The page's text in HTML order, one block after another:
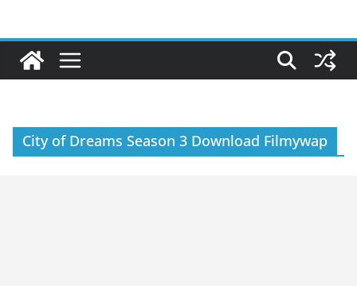
content
City of Dreams Season 3 Download Filmywap